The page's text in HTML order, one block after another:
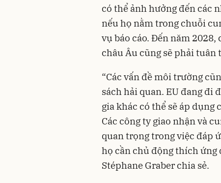
có thể ảnh hưởng đến các
nếu họ nằm trong chuỗi
vụ báo cáo. Đến năm 2028,
châu Âu cũng sẽ phải tuân
“Các vấn đề môi trường
sách hải quan. EU đang đi
gia khác có thể sẽ áp
Các công ty giao nhận và
quan trọng trong việc đáp
họ cần chủ động thích ứng
Stéphane Graber chia sẻ.